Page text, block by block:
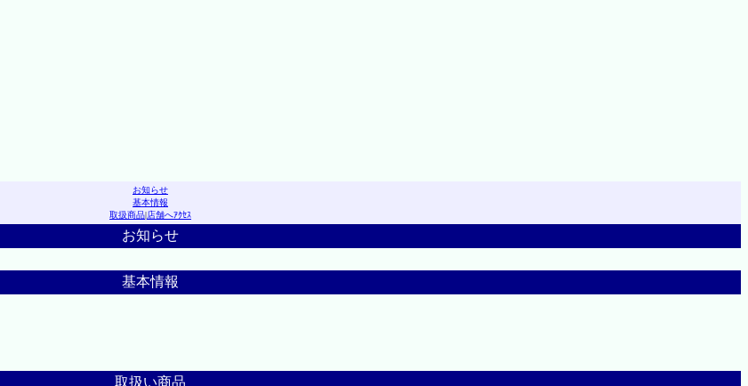
お知らせ
基本情報
取扱商品|店舗へｱｸｾｽ
お知らせ
基本情報
取扱い商品